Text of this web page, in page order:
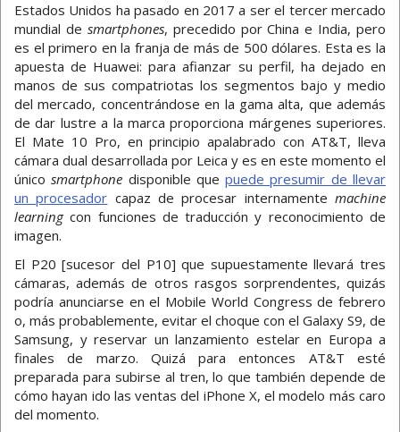
Estados Unidos ha pasado en 2017 a ser el tercer mercado
mundial de smartphones, precedido por China e India, pero
es el primero en la franja de más de 500 dólares. Esta es la
apuesta de Huawei: para afianzar su perfil, ha dejado en
manos de sus compatriotas los segmentos bajo y medio
del mercado, concentrándose en la gama alta, que además
de dar lustre a la marca proporciona márgenes superiores.
El Mate 10 Pro, en principio apalabrado con AT&T, lleva
cámara dual desarrollada por Leica y es en este momento el
únicosmartphone disponible quepuede presumir de llevar
un procesador capaz de procesar internamentemachine
learningcon funciones de traducción y reconocimiento de
imagen.
El P20 [sucesor del P10] que supuestamente llevará tres
cámaras, además de otros rasgos sorprendentes, quizás
podría anunciarse en el Mobile World Congress de febrero
o, más probablemente, evitar el choque con el Galaxy S9, de
Samsung, y reservar un lanzamiento estelar en Europa a
finales de marzo. Quizá para entonces AT&T esté
preparada para subirse al tren, lo que también depende de
cómo hayan ido las ventas del iPhone X, el modelo más caro
del momento.